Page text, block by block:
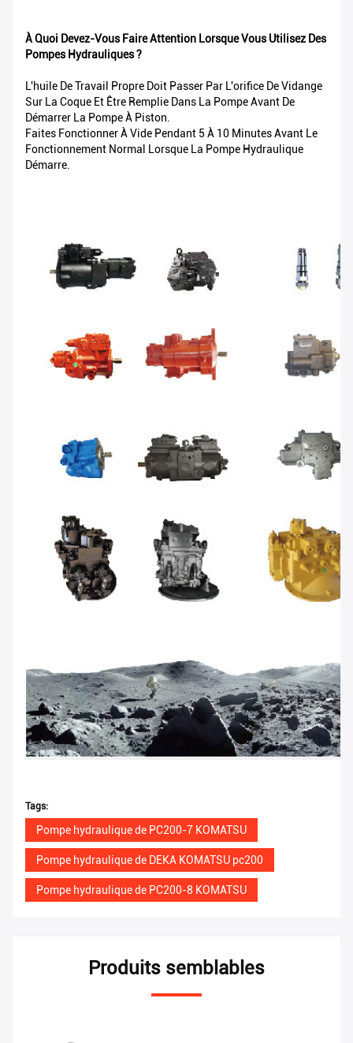
À Quoi Devez-Vous Faire Attention Lorsque Vous Utilisez Des
Pompes Hydrauliques ?
L'huile De Travail Propre Doit Passer Par L'orifice De Vidange
Sur La Coque Et Être Remplie Dans La Pompe Avant De
Démarrer La Pompe À Piston.
Faites Fonctionner À Vide Pendant 5 À 10 Minutes Avant Le
Fonctionnement Normal Lorsque La Pompe Hydraulique
Démarre.
Tags:
Pompe hydraulique de PC200-7 KOMATSU
Pompe hydraulique de DEKA KOMATSU pc200
Pompe hydraulique de PC200-8 KOMATSU
Produits semblables